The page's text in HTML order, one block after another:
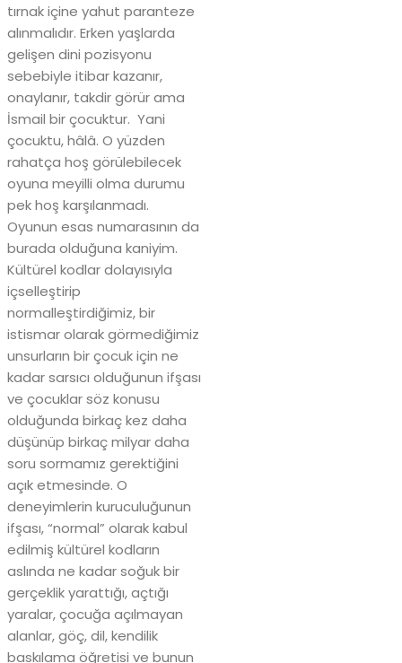
tırnak içine yahut paranteze
alınmalıdır. Erken yaşlarda
gelişen dini pozisyonu
sebebiyle itibar kazanır,
onaylanır, takdir görür ama
İsmail bir çocuktur. Yani
çocuktu, hâlâ. O yüzden
rahatça hoş görülebilecek
oyuna meyilli olma durumu
pek hoş karşılanmadı.
Oyunun esas numarasının da
burada olduğuna kaniyim.
Kültürel kodlar dolayısıyla
içselleştirip
normalleştirdiğimiz, bir
istismar olarak görmediğimiz
unsurların bir çocuk için ne
kadar sarsıcı olduğunun ifşası
ve çocuklar söz konusu
olduğunda birkaç kez daha
düşünüp birkaç milyar daha
soru sormamız gerektiğini
açık etmesinde. O
deneyimlerin kuruculuğunun
ifşası, “normal” olarak kabul
edilmiş kültürel kodların
aslında ne kadar soğuk bir
gerçeklik yarattığı, açtığı
yaralar, çocuğa açılmayan
alanlar, göç, dil, kendilik
baskılama öğretisi ve bunun